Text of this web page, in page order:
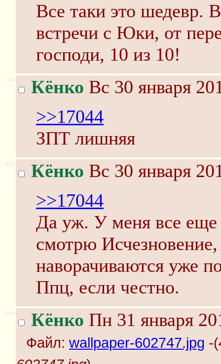
Все таки это шедевр.
встречи с Юки, от
господи, 10 из 10!
>> Кёнко Вс 30 января
>>17044
ЗПТ лишняя
>> Кёнко Вс 30 января
>>17044
Да уж. У меня все
смотрю
наворачиваются уже
Ппц, если честно.
>> Кёнко Пн 31 января
Файл: wallpaper-602747.jpg -(